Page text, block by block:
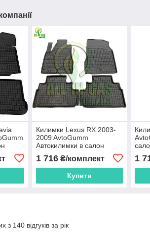
Килимки Lexus RX 2003-
2009 AvtoGumm
Автокилимки в салон
1 716₴/комплект
Купити
1
з 140 відгуків за рік